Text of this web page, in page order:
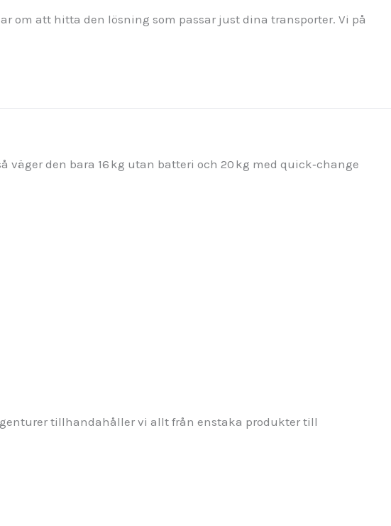
om att hitta den lösning som passar just dina transporter. Vi på
den bara 16 kg utan batteri och 20 kg med quick‑change
tillhandahåller vi allt från enstaka produkter till